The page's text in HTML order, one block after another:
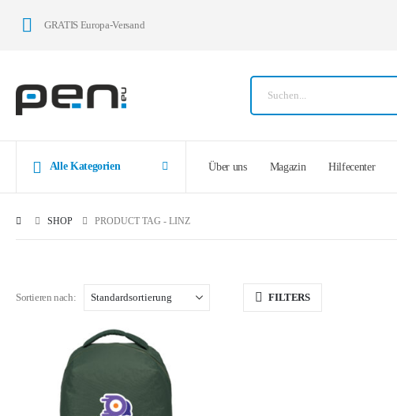
GRATIS Europa-Versand
Alle Kategorien Über uns Magazin Hilfecenter
SHOP PRODUCT TAG - LINZ
Sortieren nach: FILTERS